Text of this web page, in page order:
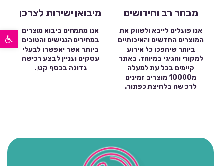
פתח סרגל נגישות
מבחר רב וחידושים
אנו פועלים לייבא ולשווק את
המוצרים החדשים והאיכותיים
ביותר שיהפכו כל אירוע
למקורי וחגיגי במיוחד. באתר
קיימים בכל עת למעלה
מ10000 מוצרים זמינים
לרכישה בלחיצת כפתור.
מיבואן ישירות לצרכן
אנו מתמחים ביבוא מוצרים
במחירים הנגישים והטובים
ביותר אשר יאפשרו לבעלי
עסקים ועניין לבצע רכישה
גדולה בכסף קטן.